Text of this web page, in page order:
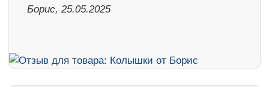
Борис, 25.05.2025